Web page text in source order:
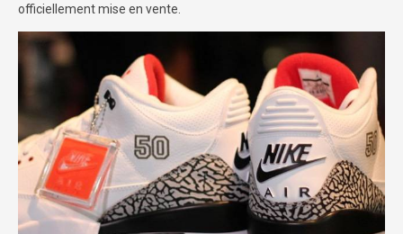
officiellement mise en vente.